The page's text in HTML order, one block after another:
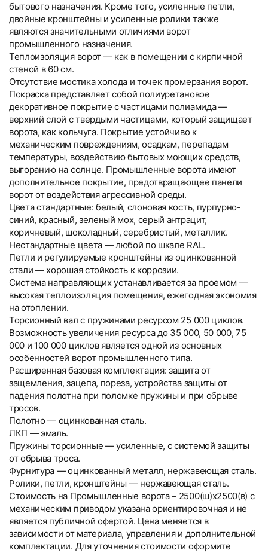
бытового назначения. Кроме того, усиленные петли,
двойные кронштейны и усиленные ролики также
являются значительными отличиями ворот
промышленного назначения.
Теплоизоляция ворот — как в помещении с кирпичной
стеной в 60 см.
Отсутствие мостика холода и точек промерзания ворот.
Покраска представляет собой полиуретановое
декоративное покрытие с частицами полиамида —
верхний слой с твердыми частицами, который защищает
ворота, как кольчуга. Покрытие устойчиво к
механическим повреждениям, осадкам, перепадам
температуры, воздействию бытовых моющих средств,
выгоранию на солнце. Промышленные ворота имеют
дополнительное покрытие, предотвращающее панели
ворот от воздействия агрессивной среды.
Цвета стандартные: белый, слоновая кость, пурпурно-
синий, красный, зеленый мох, серый антрацит,
коричневый, шоколадный, серебристый, металлик.
Нестандартные цвета — любой по шкале RAL.
Петли и регулируемые кронштейны из оцинкованной
стали — хорошая стойкость к коррозии.
Система направляющих устанавливается за проемом —
высокая теплоизоляция помещения, ежегодная экономия
на отоплении.
Торсионный вал с пружинами ресурсом 25 000 циклов.
Возможность увеличения ресурса до 35 000, 50 000, 75
000 и 100 000 циклов является одной из основных
особенностей ворот промышленного типа.
Расширенная базовая комплектация: защита от
защемления, зацепа, пореза, устройства защиты от
падения полотна при поломке пружины и при обрыве
тросов.
Полотно — оцинкованная сталь.
ЛКП — эмаль.
Пружины торсионные — усиленные, с системой защиты
от обрыва троса.
Фурнитура — оцинкованный металл, нержавеющая сталь.
Ролики, петли, кронштейны — нержавеющая сталь.
Стоимость на Промышленные ворота – 2500(ш)x2500(в) с
механическим приводом указана ориентировочная и не
является публичной офертой. Цена меняется в
зависимости от материала, управления и дополнительной
комплектации. Для уточнения стоимости оформите